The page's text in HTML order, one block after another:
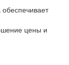
цены и